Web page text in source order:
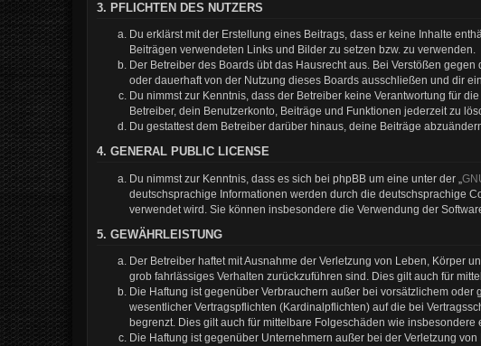
3. PFLICHTEN DES NUTZERS
Du erklärst mit der Erstellung eines Beitrags, dass er keine Inhalte
Beiträgen verwendeten Links und Bilder zu setzen bzw. zu verwenden.
Der Betreiber des Boards übt das Hausrecht aus. Bei Verstößen
oder dauerhaft von der Nutzung dieses Boards ausschließen und dir
Du nimmst zur Kenntnis, dass der Betreiber keine Verantwortung für
Betreiber, dein Benutzerkonto, Beiträge und Funktionen jederzeit zu
Du gestattest dem Betreiber darüber hinaus, deine Beiträge
4. GENERAL PUBLIC LICENSE
Du nimmst zur Kenntnis, dass es sich bei phpBB um eine unter der „
deutschsprachige Informationen werden durch die deutschsprachige
verwendet wird. Sie können insbesondere die Verwendung der
5. GEWÄHRLEISTUNG
Der Betreiber haftet mit Ausnahme der Verletzung von Leben, Körper
grob fahrlässiges Verhalten zurückzuführen sind. Dies gilt auch für
Die Haftung ist gegenüber Verbrauchern außer bei vorsätzlichem
wesentlicher Vertragspflichten (Kardinalpflichten) auf die bei
begrenzt. Dies gilt auch für mittelbare Folgeschäden wie insbesondere
Die Haftung ist gegenüber Unternehmern außer bei der Verletzung